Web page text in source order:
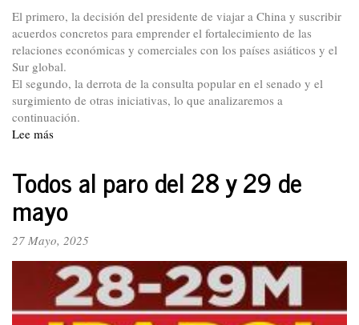
El primero, la decisión del presidente de viajar a China y suscribir
acuerdos concretos para emprender el fortalecimiento de las
relaciones económicas y comerciales con los países asiáticos y el
Sur global.
El segundo, la derrota de la consulta popular en el senado y el
surgimiento de otras iniciativas, lo que analizaremos a
continuación.
Lee más
consulta
cabildo
abierto
y
huelga
general
Todos al paro del 28 y 29 de
mayo
27 Mayo, 2025